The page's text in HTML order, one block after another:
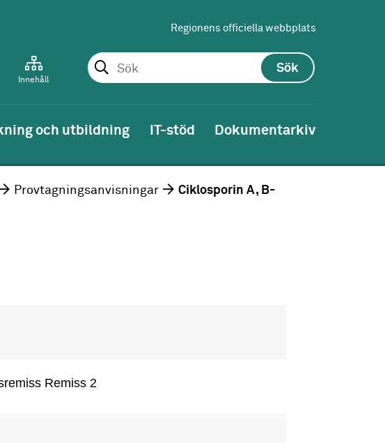
Regionens officiella webbplats
Sök
Innehåll
och utbildning IT-stöd Dokumentarkiv
Provtagningsanvisningar Ciklosporin A, B-
Remiss 2